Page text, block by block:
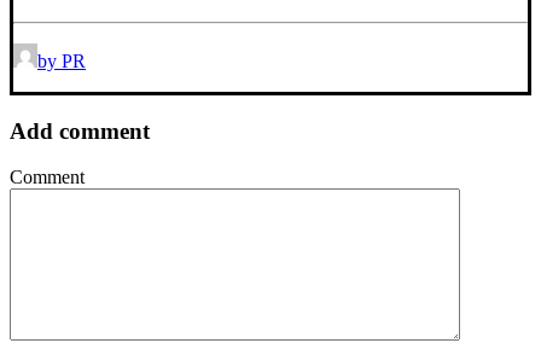
by PR
Add comment
Comment